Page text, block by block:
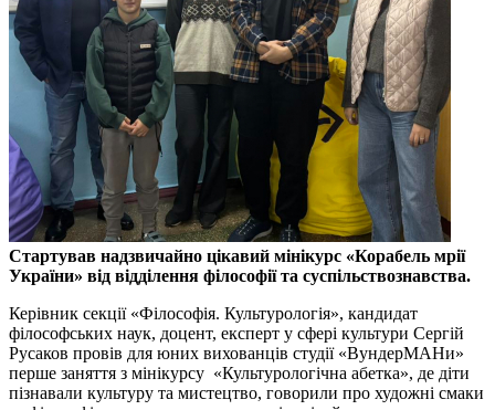
Стартував надзвичайно цікавий мінікурс «Корабель мрії
України» від відділення філософії та суспільствознавства.
Керівник секції «Філософія. Культурологія», кандидат
філософських наук, доцент, експерт у сфері культури Сергій
Русаков провів для юних вихованців студії «ВундерМАНи»
перше заняття з мінікурсу «Культурологічна абетка», де діти
пізнавали культуру та мистецтво, говорили про художні смаки